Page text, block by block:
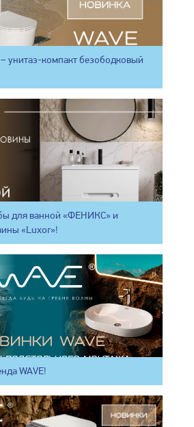
унитаз-компакт безободковый
для ванной «ФЕНИКС» и
«Luxor»!
WAVE!